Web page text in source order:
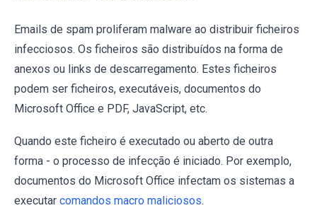
Emails de spam proliferam malware ao distribuir ficheiros
infecciosos. Os ficheiros são distribuídos na forma de
anexos ou links de descarregamento. Estes ficheiros
podem ser ficheiros, executáveis, documentos do
Microsoft Office e PDF, JavaScript, etc.
Quando este ficheiro é executado ou aberto de outra
forma - o processo de infecção é iniciado. Por exemplo,
documentos do Microsoft Office infectam os sistemas a
executar comandos macro maliciosos.